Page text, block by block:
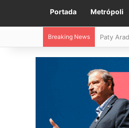
Portada Metrópoli
Breaking News Villa de